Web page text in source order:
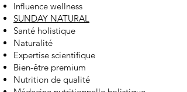
Influence wellness
SUNDAY NATURAL
Santé holistique
Naturalité
Expertise scientifique
Bien-être premium
Nutrition de qualité